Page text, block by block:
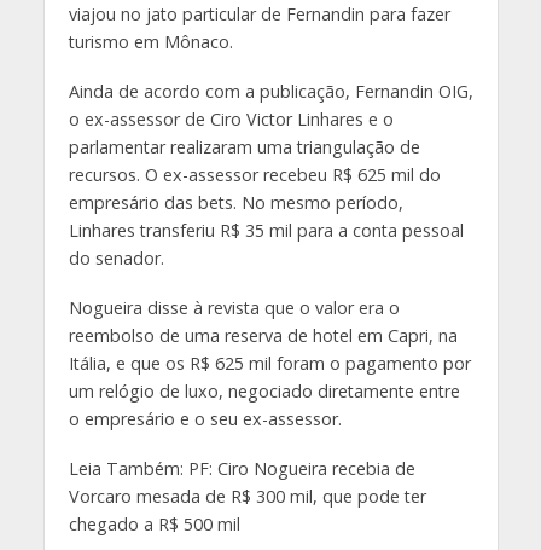
viajou no jato particular de Fernandin para fazer
turismo em Mônaco.
Ainda de acordo com a publicação, Fernandin OIG,
o ex-assessor de Ciro Victor Linhares e o
parlamentar realizaram uma triangulação de
recursos. O ex-assessor recebeu R$ 625 mil do
empresário das bets. No mesmo período,
Linhares transferiu R$ 35 mil para a conta pessoal
do senador.
Nogueira disse à revista que o valor era o
reembolso de uma reserva de hotel em Capri, na
Itália, e que os R$ 625 mil foram o pagamento por
um relógio de luxo, negociado diretamente entre
o empresário e o seu ex-assessor.
Leia Também: PF: Ciro Nogueira recebia de
Vorcaro mesada de R$ 300 mil, que pode ter
chegado a R$ 500 mil